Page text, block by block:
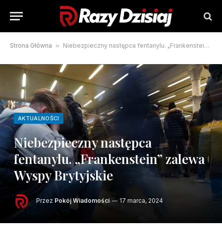
Strona Główna » Niebezpieczny następca fentanylu. „Frankenstein” zalewa Wyspy Brytyjskie
AKTUALNOŚCI
Niebezpieczny następca
fentanylu. „Frankenstein” zalewa
Wyspy Brytyjskie
Przez Pokój Wiadomości 17 marca, 2024